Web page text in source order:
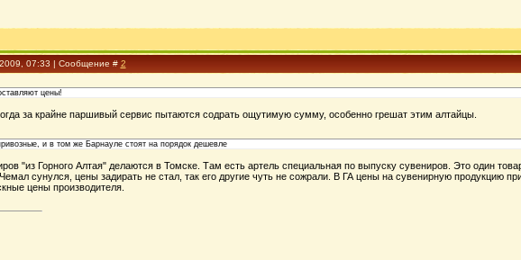
07:33 | Сообщение # 2
цены!
за крайне паршивый сервис пытаются содрать ощутимую сумму, особенно грешат этим алтайцы.
и в том же Барнауле стоят на порядок дешевле
"из Горного Алтая" делаются в Томске. Там есть артель специальная по выпуску сувениров. Это один
сунулся, цены задирать не стал, так его другие чуть не сожрали. В ГА цены на сувенирную продукцию
цены производителя.